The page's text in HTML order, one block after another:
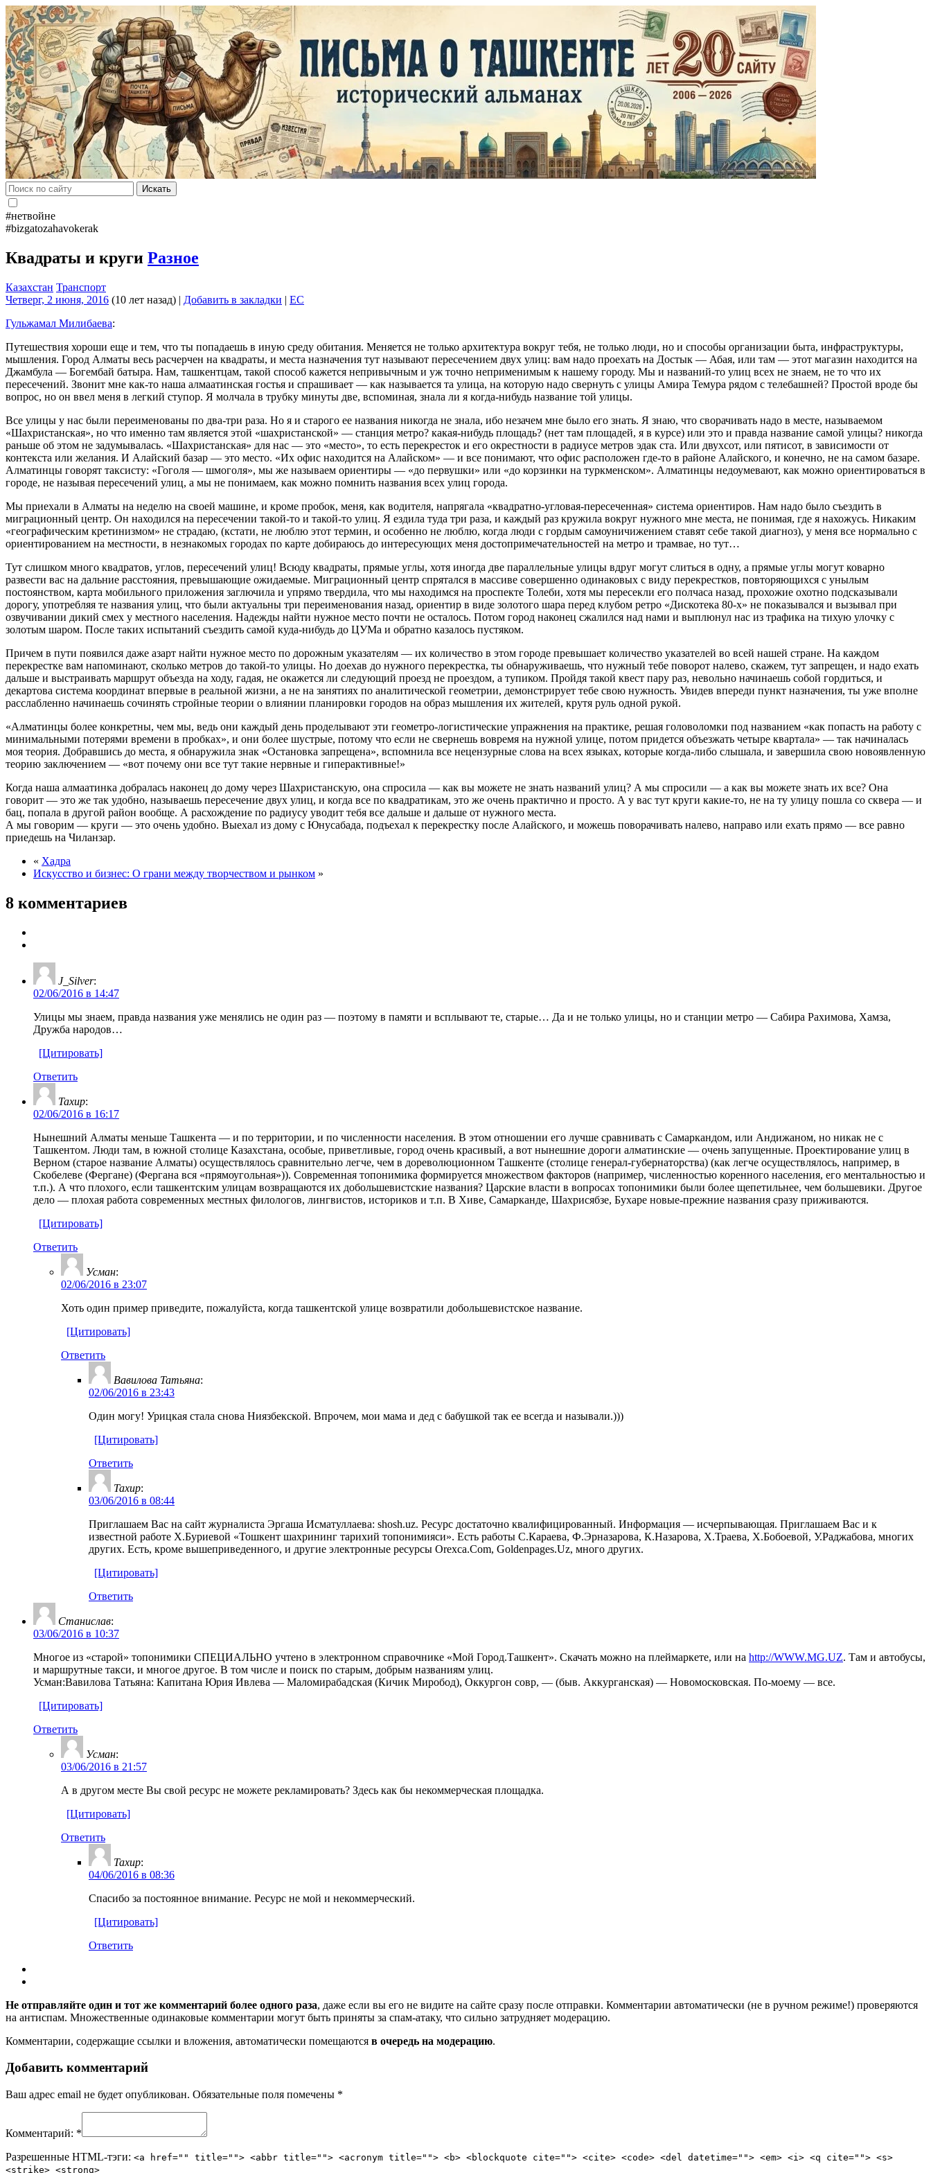
Искать
#нетвойне
#bizgatozahavokerak
Квадраты и круги Разное
Казахстан Транспорт
Четверг, 2 июня, 2016 (10 лет назад) | Добавить в закладки | EC
Гульжамал Милибаева:
Путешествия хороши еще и тем, что ты попадаешь в иную среду обитания. Меняется не только архитектура вокруг тебя, не только люди, но и способы организации быта, инфраструктуры,
мышления. Город Алматы весь расчерчен на квадраты, и места назначения тут называют пересечением двух улиц: вам надо проехать на Достык — Абая, или там — этот магазин находится на
Джамбула — Богембай батыра. Нам, ташкентцам, такой способ кажется непривычным и уж точно неприменимым к нашему городу. Мы и названий-то улиц всех не знаем, не то что их
пересечений. Звонит мне как-то наша алмаатинская гостья и спрашивает — как называется та улица, на которую надо свернуть с улицы Амира Темура рядом с телебашней? Простой вроде бы
вопрос, но он ввел меня в легкий ступор. Я молчала в трубку минуты две, вспоминая, знала ли я когда-нибудь название той улицы.
Все улицы у нас были переименованы по два-три раза. Но я и старого ее названия никогда не знала, ибо незачем мне было его знать. Я знаю, что сворачивать надо в месте, называемом
«Шахристанская», но что именно там является этой «шахристанской» — станция метро? какая-нибудь площадь? (нет там площадей, я в курсе) или это и правда название самой улицы? никогда
раньше об этом не задумывалась. «Шахристанская» для нас — это «место», то есть перекресток и его окрестности в радиусе метров эдак ста. Или двухсот, или пятисот, в зависимости от
контекста или желания. И Алайский базар — это место. «Их офис находится на Алайском» — и все понимают, что офис расположен где-то в районе Алайского, и конечно, не на самом базаре.
Алматинцы говорят таксисту: «Гоголя — шмоголя», мы же называем ориентиры — «до первушки» или «до корзинки на туркменском». Алматинцы недоумевают, как можно ориентироваться в
городе, не называя пересечений улиц, а мы не понимаем, как можно помнить названия всех улиц города.
Мы приехали в Алматы на неделю на своей машине, и кроме пробок, меня, как водителя, напрягала «квадратно-угловая-пересеченная» система ориентиров. Нам надо было съездить в
миграционный центр. Он находился на пересечении такой-то и такой-то улиц. Я ездила туда три раза, и каждый раз кружила вокруг нужного мне места, не понимая, где я нахожусь. Никаким
«географическим кретинизмом» не страдаю, (кстати, не люблю этот термин, и особенно не люблю, когда люди с гордым самоуничижением ставят себе такой диагноз), у меня все нормально с
ориентированием на местности, в незнакомых городах по карте добираюсь до интересующих меня достопримечательностей на метро и трамвае, но тут…
Тут слишком много квадратов, углов, пересечений улиц! Всюду квадраты, прямые углы, хотя иногда две параллельные улицы вдруг могут слиться в одну, а прямые углы могут коварно
развести вас на дальние расстояния, превышающие ожидаемые. Миграционный центр спрятался в массиве совершенно одинаковых с виду перекрестков, повторяющихся с унылым
постоянством, карта мобильного приложения заглючила и упрямо твердила, что мы находимся на проспекте Толеби, хотя мы пересекли его полчаса назад, прохожие охотно подсказывали
дорогу, употребляя те названия улиц, что были актуальны три переименования назад, ориентир в виде золотого шара перед клубом ретро «Дискотека 80-х» не показывался и вызывал при
озвучивании дикий смех у местного населения. Надежды найти нужное место почти не осталось. Потом город наконец сжалился над нами и выплюнул нас из трафика на тихую улочку с
золотым шаром. После таких испытаний съездить самой куда-нибудь до ЦУМа и обратно казалось пустяком.
Причем в пути появился даже азарт найти нужное место по дорожным указателям — их количество в этом городе превышает количество указателей во всей нашей стране. На каждом
перекрестке вам напоминают, сколько метров до такой-то улицы. Но доехав до нужного перекрестка, ты обнаруживаешь, что нужный тебе поворот налево, скажем, тут запрещен, и надо ехать
дальше и выстраивать маршрут объезда на ходу, гадая, не окажется ли следующий проезд не проездом, а тупиком. Пройдя такой квест пару раз, невольно начинаешь собой гордиться, и
декартова система координат впервые в реальной жизни, а не на занятиях по аналитической геометрии, демонстрирует тебе свою нужность. Увидев впереди пункт назначения, ты уже вполне
расслабленно начинаешь сочинять стройные теории о влиянии планировки городов на образ мышления их жителей, крутя руль одной рукой.
«Алматинцы более конкретны, чем мы, ведь они каждый день проделывают эти геометро-логистические упражнения на практике, решая головоломки под названием «как попасть на работу с
минимальными потерями времени в пробках», и они более шустрые, потому что если не свернешь вовремя на нужной улице, потом придется объезжать четыре квартала» — так начиналась
моя теория. Добравшись до места, я обнаружила знак «Остановка запрещена», вспомнила все нецензурные слова на всех языках, которые когда-либо слышала, и завершила свою новоявленную
теорию заключением — «вот почему они все тут такие нервные и гиперактивные!»
Когда наша алмаатинка добралась наконец до дому через Шахристанскую, она спросила — как вы можете не знать названий улиц? А мы спросили — а как вы можете знать их все? Она
говорит — это же так удобно, называешь пересечение двух улиц, и когда все по квадратикам, это же очень практично и просто. А у вас тут круги какие-то, не на ту улицу пошла со сквера — и
бац, попала в другой район вообще. А расхождение по радиусу уводит тебя все дальше и дальше от нужного места.
А мы говорим — круги — это очень удобно. Выехал из дому с Юнусабада, подъехал к перекрестку после Алайского, и можешь поворачивать налево, направо или ехать прямо — все равно
приедешь на Чиланзар.
« Хадра
Искусство и бизнес: О грани между творчеством и рынком »
8 комментариев
J_Silver:
02/06/2016 в 14:47
Улицы мы знаем, правда названия уже менялись не один раз — поэтому в памяти и всплывают те, старые… Да и не только улицы, но и станции метро — Сабира Рахимова, Хамза,
Дружба народов…
[Цитировать]
Ответить
Тахир:
02/06/2016 в 16:17
Нынешний Алматы меньше Ташкента — и по территории, и по численности населения. В этом отношении его лучше сравнивать с Самаркандом, или Андижаном, но никак не с
Ташкентом. Люди там, в южной столице Казахстана, особые, приветливые, город очень красивый, а вот нынешние дороги алматинские — очень запущенные. Проектирование улиц в
Верном (старое название Алматы) осуществлялось сравнительно легче, чем в дореволюционном Ташкенте (столице генерал-губернаторства) (как легче осуществлялось, например, в
Скобелеве (Фергане) (Фергана вся «прямоугольная»)). Современная топонимика формируется множеством факторов (например, численностью коренного населения, его ментальностью и
т.п.). А что плохого, если ташкентским улицам возвращаются их добольшевистские названия? Царские власти в вопросах топонимики были более щепетильнее, чем большевики. Другое
дело — плохая работа современных местных филологов, лингвистов, историков и т.п. В Хиве, Самарканде, Шахрисябзе, Бухаре новые-прежние названия сразу приживаются.
[Цитировать]
Ответить
Усман:
02/06/2016 в 23:07
Хоть один пример приведите, пожалуйста, когда ташкентской улице возвратили добольшевистское название.
[Цитировать]
Ответить
Вавилова Татьяна:
02/06/2016 в 23:43
Один могу! Урицкая стала снова Ниязбекской. Впрочем, мои мама и дед с бабушкой так ее всегда и называли.)))
[Цитировать]
Ответить
Тахир:
03/06/2016 в 08:44
Приглашаем Вас на сайт журналиста Эргаша Исматуллаева: shosh.uz. Ресурс достаточно квалифицированный. Информация — исчерпывающая. Приглашаем Вас и к
известной работе Х.Буриевой «Тошкент шахрининг тарихий топонимияси». Есть работы С.Караева, Ф.Эрназарова, К.Назарова, Х.Траева, Х.Бобоевой, У.Раджабова, многих
других. Есть, кроме вышеприведенного, и другие электронные ресурсы Orexca.Com, Goldenpages.Uz, много других.
[Цитировать]
Ответить
Станислав:
03/06/2016 в 10:37
Многое из «старой» топонимики СПЕЦИАЛЬНО учтено в электронном справочнике «Мой Город.Ташкент». Скачать можно на плеймаркете, или на http://WWW.MG.UZ. Там и автобусы,
и маршрутные такси, и многое другое. В том числе и поиск по старым, добрым названиям улиц.
Усман:Вавилова Татьяна: Капитана Юрия Ивлева — Маломирабадская (Кичик Миробод), Оккургон совр, — (быв. Аккурганская) — Новомосковская. По-моему — все.
[Цитировать]
Ответить
Усман:
03/06/2016 в 21:57
А в другом месте Вы свой ресурс не можете рекламировать? Здесь как бы некоммерческая площадка.
[Цитировать]
Ответить
Тахир:
04/06/2016 в 08:36
Спасибо за постоянное внимание. Ресурс не мой и некоммерческий.
[Цитировать]
Ответить
Не отправляйте один и тот же комментарий более одного раза, даже если вы его не видите на сайте сразу после отправки. Комментарии автоматически (не в ручном режиме!) проверяются
на антиспам. Множественные одинаковые комментарии могут быть приняты за спам-атаку, что сильно затрудняет модерацию.
Комментарии, содержащие ссылки и вложения, автоматически помещаются в очередь на модерацию.
Добавить комментарий
Ваш адрес email не будет опубликован. Обязательные поля помечены *
Комментарий: *
Разрешенные HTML-тэги: <a href="" title=""> <abbr title=""> <acronym title=""> <b> <blockquote cite=""> <cite> <code> <del datetime=""> <em> <i> <q cite=""> <s>
<strike> <strong>